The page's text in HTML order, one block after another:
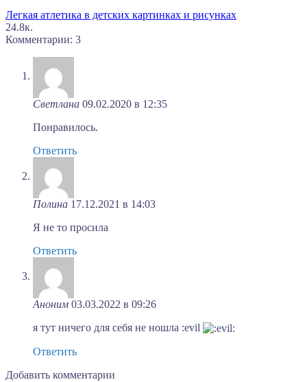
Легкая атлетика в детских картинках и рисунках
24.8к.
Комментарии: 3
Светлана 09.02.2020 в 12:35
Понравилось.
Ответить
Полина 17.12.2021 в 14:03
Я не то просила
Ответить
Аноним 03.03.2022 в 09:26
я тут ничего для себя не ношла :evil
Ответить
Добавить комментарии